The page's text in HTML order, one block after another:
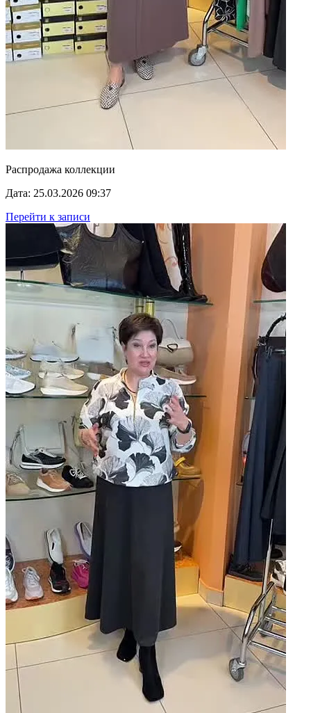
Распродажа коллекции
Дата: 25.03.2026 09:37
Перейти к записи